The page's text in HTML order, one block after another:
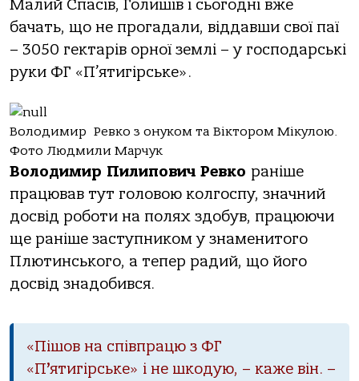
Малий Спасів, Голишів і сьогодні вже
бачать, що не прогадали, віддавши свої паї
– 3050 гектарів орної землі – у господарські
руки ФГ «П’ятигірське».
Володимир Ревко з онуком та Віктором Мікулою.
Фото Людмили Марчук
Володимир Пилипович Ревко раніше
працював тут головою колгоспу, значний
досвід роботи на полях здобув, працюючи
ще раніше заступником у знаменитого
Плютинського, а тепер радий, що його
досвід знадобився.
«Пішов на співпрацю з ФГ
«П’ятигірське» і не шкодую, – каже він. –